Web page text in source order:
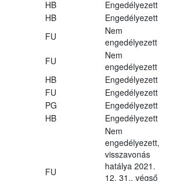
HB
Engedélyezett
HB
Engedélyezett
FU
Nem
engedélyezett
FU
Nem
engedélyezett
HB
Engedélyezett
FU
Engedélyezett
PG
Engedélyezett
HB Engedélyezett
FU
Nem
engedélyezett,
visszavonás
hatálya 2021.
12. 31., végső